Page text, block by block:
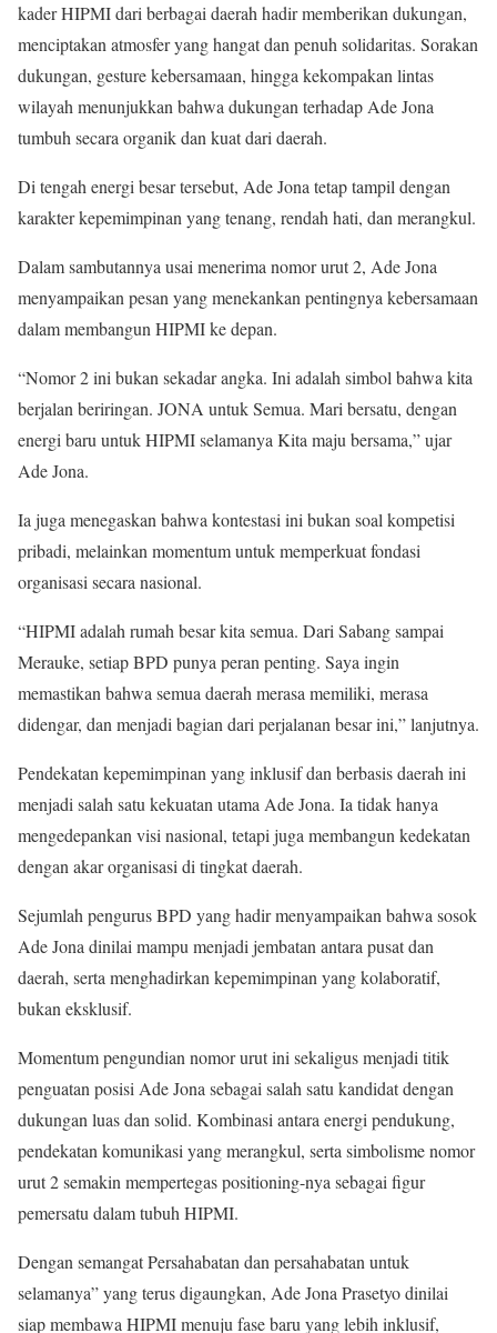
kader HIPMI dari berbagai daerah hadir memberikan dukungan,
menciptakan atmosfer yang hangat dan penuh solidaritas. Sorakan
dukungan, gesture kebersamaan, hingga kekompakan lintas
wilayah menunjukkan bahwa dukungan terhadap Ade Jona
tumbuh secara organik dan kuat dari daerah.
Di tengah energi besar tersebut, Ade Jona tetap tampil dengan
karakter kepemimpinan yang tenang, rendah hati, dan merangkul.
Dalam sambutannya usai menerima nomor urut 2, Ade Jona
menyampaikan pesan yang menekankan pentingnya kebersamaan
dalam membangun HIPMI ke depan.
“Nomor 2 ini bukan sekadar angka. Ini adalah simbol bahwa kita
berjalan beriringan. JONA untuk Semua. Mari bersatu, dengan
energi baru untuk HIPMI selamanya Kita maju bersama,” ujar
Ade Jona.
Ia juga menegaskan bahwa kontestasi ini bukan soal kompetisi
pribadi, melainkan momentum untuk memperkuat fondasi
organisasi secara nasional.
“HIPMI adalah rumah besar kita semua. Dari Sabang sampai
Merauke, setiap BPD punya peran penting. Saya ingin
memastikan bahwa semua daerah merasa memiliki, merasa
didengar, dan menjadi bagian dari perjalanan besar ini,” lanjutnya.
Pendekatan kepemimpinan yang inklusif dan berbasis daerah ini
menjadi salah satu kekuatan utama Ade Jona. Ia tidak hanya
mengedepankan visi nasional, tetapi juga membangun kedekatan
dengan akar organisasi di tingkat daerah.
Sejumlah pengurus BPD yang hadir menyampaikan bahwa sosok
Ade Jona dinilai mampu menjadi jembatan antara pusat dan
daerah, serta menghadirkan kepemimpinan yang kolaboratif,
bukan eksklusif.
Momentum pengundian nomor urut ini sekaligus menjadi titik
penguatan posisi Ade Jona sebagai salah satu kandidat dengan
dukungan luas dan solid. Kombinasi antara energi pendukung,
pendekatan komunikasi yang merangkul, serta simbolisme nomor
urut 2 semakin mempertegas positioning-nya sebagai figur
pemersatu dalam tubuh HIPMI.
Dengan semangat Persahabatan dan persahabatan untuk
selamanya” yang terus digaungkan, Ade Jona Prasetyo dinilai
siap membawa HIPMI menuju fase baru yang lebih inklusif,